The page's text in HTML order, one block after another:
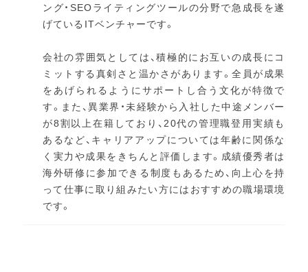
ング・SEOライティングツールの分野で急成長を遂
げているITベンチャーです。
会社の雰囲気としては、積極的にお互いの成長にコ
ミットする真剣さと温かさがあります。全員が成果
をあげられるようにサポートし合う文化が特徴で
す。また、異業界・未経験から入社した中途メンバー
が8割以上在籍しており、20代の管理職登用実績も
あるなど、キャリアアップについては年齢に関係な
く実力や成果をきちんと評価します。成績優秀者は
海外研修に参加できる制度もあるため、向上心を持
って仕事に取り組みたい方にはおすすめの職場環境
です。